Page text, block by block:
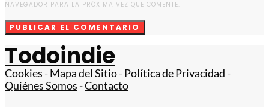
NAVEGADOR PARA LA PRÓXIMA VEZ QUE COMENTE.
Todoindie
Cookies -Mapa del Sitio-Política de Privacidad -
Quiénes Somos -Contacto